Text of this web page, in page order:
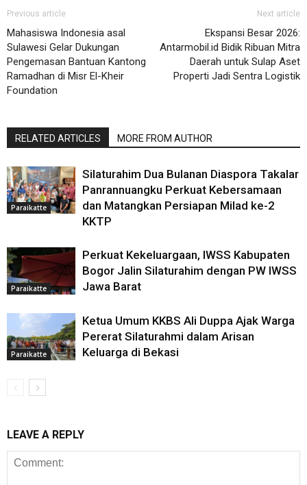
Previous article
Mahasiswa Indonesia asal
Sulawesi Gelar Dukungan
Pengemasan Bantuan Kantong
Ramadhan di Misr El-Kheir
Foundation
Next article
Ekspansi Besar 2026:
Antarmobil.id Bidik Ribuan Mitra
Daerah untuk Sulap Aset
Properti Jadi Sentra Logistik
RELATED ARTICLES MORE FROM AUTHOR
Paraikatte
Silaturahim Dua Bulanan Diaspora Takalar
Panrannuangku Perkuat Kebersamaan
dan Matangkan Persiapan Milad ke-2
KKTP
Paraikatte
Perkuat Kekeluargaan, IWSS Kabupaten
Bogor Jalin Silaturahim dengan PW IWSS
Jawa Barat
Paraikatte
Ketua Umum KKBS Ali Duppa Ajak Warga
Pererat Silaturahmi dalam Arisan
Keluarga di Bekasi
LEAVE A REPLY